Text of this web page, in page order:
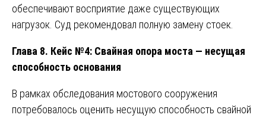
обеспечивают восприятие даже существующих
нагрузок. Суд рекомендовал полную замену стоек.
Глава 8. Кейс №4: Свайная опора моста — несущая
способность основания
В рамках обследования мостового сооружения
потребовалось оценить несущую способность свайной